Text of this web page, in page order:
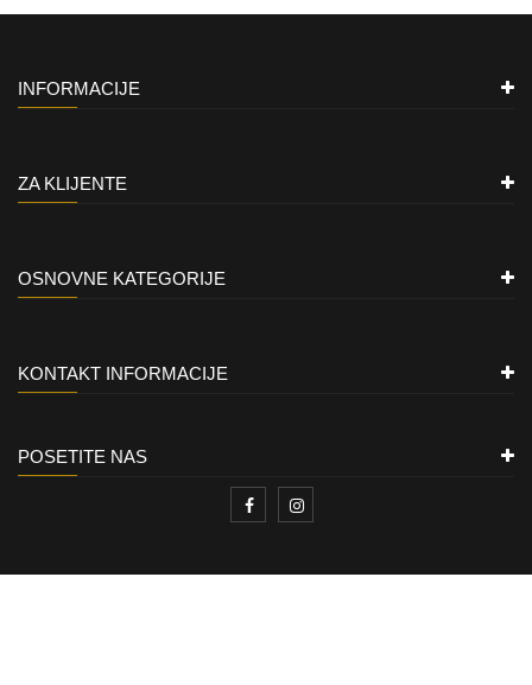
INFORMACIJE
ZA KLIJENTE
OSNOVNE KATEGORIJE
KONTAKT INFORMACIJE
POSETITE NAS